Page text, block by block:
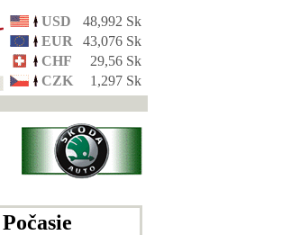
USD
48,992 Sk
EUR
43,076 Sk
CHF
29,56 Sk
CZK
1,297 Sk
Počasie